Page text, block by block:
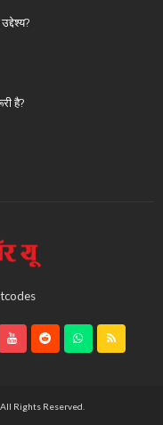
है?
Rights Reserved.